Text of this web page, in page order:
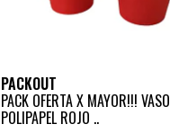
PACKOUT
PACK OFERTA X MAYOR!!! VASO
POLIPAPEL ROJO ..